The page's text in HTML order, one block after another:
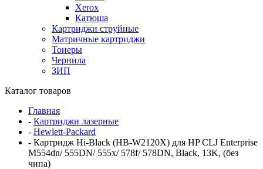
Xerox
Катюша
Картриджи струйные
Матричные картриджи
Тонеры
Чернила
ЗИП
Каталог товаров
Главная
- Картриджи лазерные
- Hewlett-Packard
- Картридж Hi-Black (HB-W2120X) для HP CLJ Enterprise
M554dn/ 555DN/ 555x/ 578f/ 578DN, Black, 13K, (без
чипа)